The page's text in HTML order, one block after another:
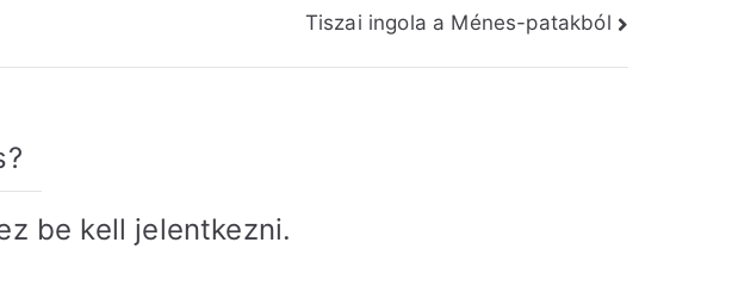
Tiszai ingola a Ménes-patakból
be kell jelentkezni.